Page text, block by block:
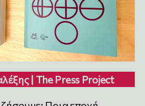
| The Press Project